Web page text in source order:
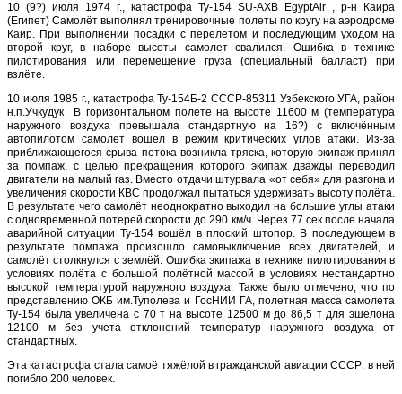
10 (9?) июля 1974 г., катастрофа Ту-154 SU-AXB EgyptAir , р-н Каира
(Египет) Самолёт выполнял тренировочные полеты по кругу на аэродроме
Каир. При выполнении посадки с перелетом и последующим уходом на
второй круг, в наборе высоты самолет свалился. Ошибка в технике
пилотирования или перемещение груза (специальный балласт) при
взлёте.
10 июля 1985 г., катастрофа Ту-154Б-2 СССР-85311 Узбекского УГА, район
н.п.Учкудук В горизонтальном полете на высоте 11600 м (температура
наружного воздуха превышала стандартную на 16?) с включённым
автопилотом самолет вошел в режим критических углов атаки. Из-за
приближающегося срыва потока возникла тряска, которую экипаж принял
за помпаж, с целью прекращения которого экипаж дважды переводил
двигатели на малый газ. Вместо отдачи штурвала «от себя» для разгона и
увеличения скорости КВС продолжал пытаться удерживать высоту полёта.
В результате чего самолёт неоднократно выходил на большие углы атаки
с одновременной потерей скорости до 290 км/ч. Через 77 сек после начала
аварийной ситуации Ту-154 вошёл в плоский штопор. В последующем в
результате помпажа произошло самовыключение всех двигателей, и
самолёт столкнулся с землёй. Ошибка экипажа в технике пилотирования в
условиях полёта с большой полётной массой в условиях нестандартно
высокой температурой наружного воздуха. Также было отмечено, что по
представлению ОКБ им.Туполева и ГосНИИ ГА, полетная масса самолета
Ту-154 была увеличена с 70 т на высоте 12500 м до 86,5 т для эшелона
12100 м без учета отклонений температур наружного воздуха от
стандартных.
Эта катастрофа стала самоё тяжёлой в гражданской авиации СССР: в ней
погибло 200 человек.